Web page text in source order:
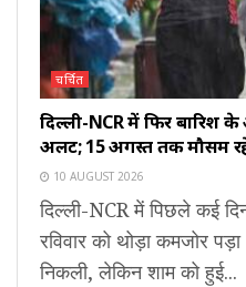
चर्चित
दिल्ली-NCR में फिर बारिश
अलर्ट; 15 अगस्त तक मौसम
10 AUGUST 2026
दिल्ली-NCR में पिछले कई
रविवार को थोड़ा कमजोर
निकली, लेकिन शाम को हुई...